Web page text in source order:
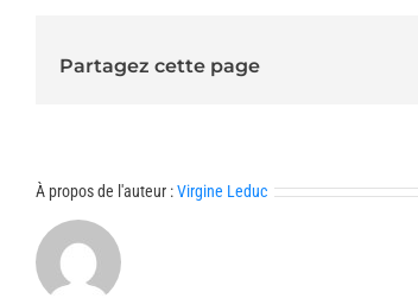
Partagez cette page
À propos de l'auteur :Virgine Leduc